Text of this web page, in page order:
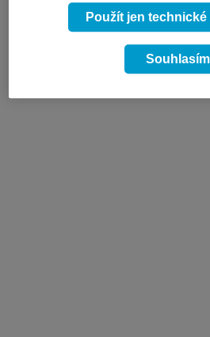
Použít jen
Souhlasím